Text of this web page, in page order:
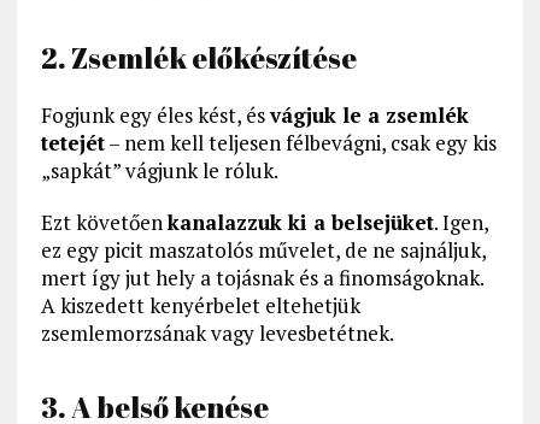
2. Zsemlék előkészítése
Fogjunk egy éles kést, ésvágjuk le a zsemlék
tetejét– nem kell teljesen félbevágni, csak egy kis
„sapkát” vágjunk le róluk.
Ezt követőenkanalazzuk ki a belsejüket. Igen,
ez egy picit maszatolós művelet, de ne sajnáljuk,
mert így jut hely a tojásnak és a finomságoknak.
A kiszedett kenyérbelet eltehetjük
zsemlemorzsának vagy levesbetétnek.
3. A belső kenése